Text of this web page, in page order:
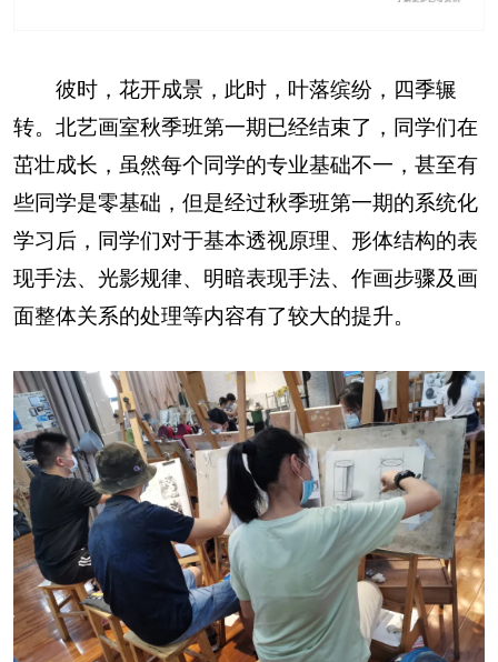
彼时，花开成景，此时，叶落缤纷，四季辗
转。北艺画室秋季班第一期已经结束了，同学们在
茁壮成长，虽然每个同学的专业基础不一，甚至有
些同学是零基础，但是经过秋季班第一期的系统化
学习后，同学们对于基本透视原理、形体结构的表
现手法、光影规律、明暗表现手法、作画步骤及画
面整体关系的处理等内容有了较大的提升。